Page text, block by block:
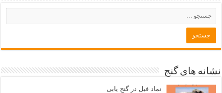
نشانه های گنج
نماد فیل در گنج یابی